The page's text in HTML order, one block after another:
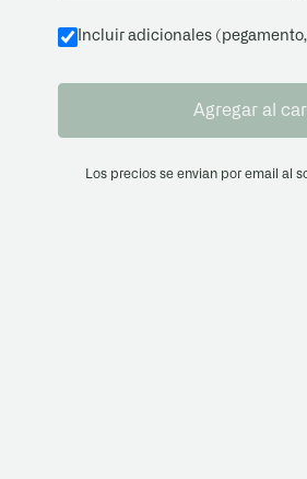
Incluir adicionales
Agregar al
Los precios se envian por email al